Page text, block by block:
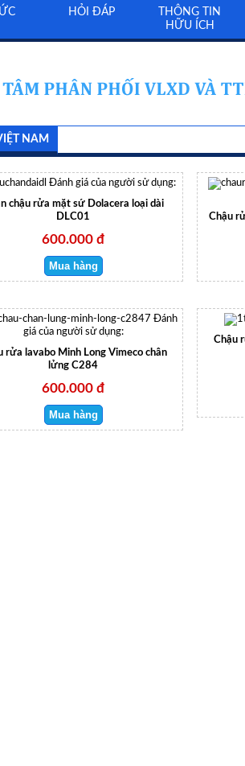
HỎI ĐÁP
THÔNG TIN
HỮU ÍCH
NAM
Đánh giá của người sử dụng:
chậu rửa mặt sứ Dolacera loại dài
DLC01
600.000 đ
Chậu
Đánh
giá của người sử dụng:
rửa lavabo Minh Long Vimeco chân
lửng C284
600.000 đ
Chậu